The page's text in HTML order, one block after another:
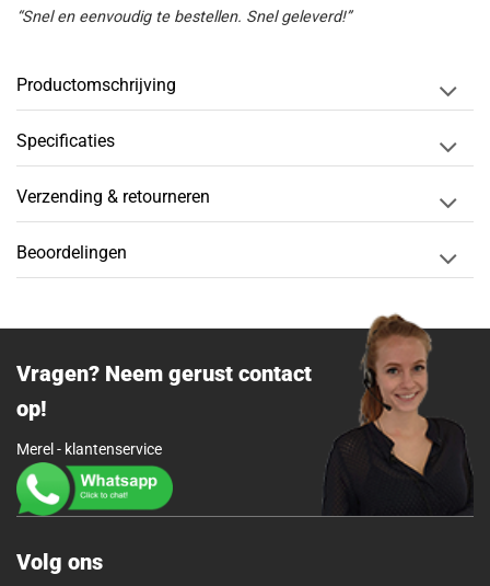
“Snel en eenvoudig te bestellen. Snel geleverd!”
Productomschrijving
Specificaties
Verzending & retourneren
Beoordelingen
Vragen? Neem gerust contact
op!
Merel - klantenservice
Volg ons